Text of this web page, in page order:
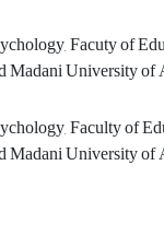
Facuty of
Madani University of
Faculty of
Madani University of